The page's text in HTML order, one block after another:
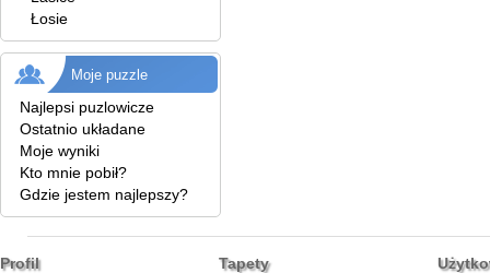
Łosie
Moje puzzle
Najlepsi puzlowicze
Ostatnio układane
Moje wyniki
Kto mnie pobił?
Gdzie jestem najlepszy?
Profil Tapety